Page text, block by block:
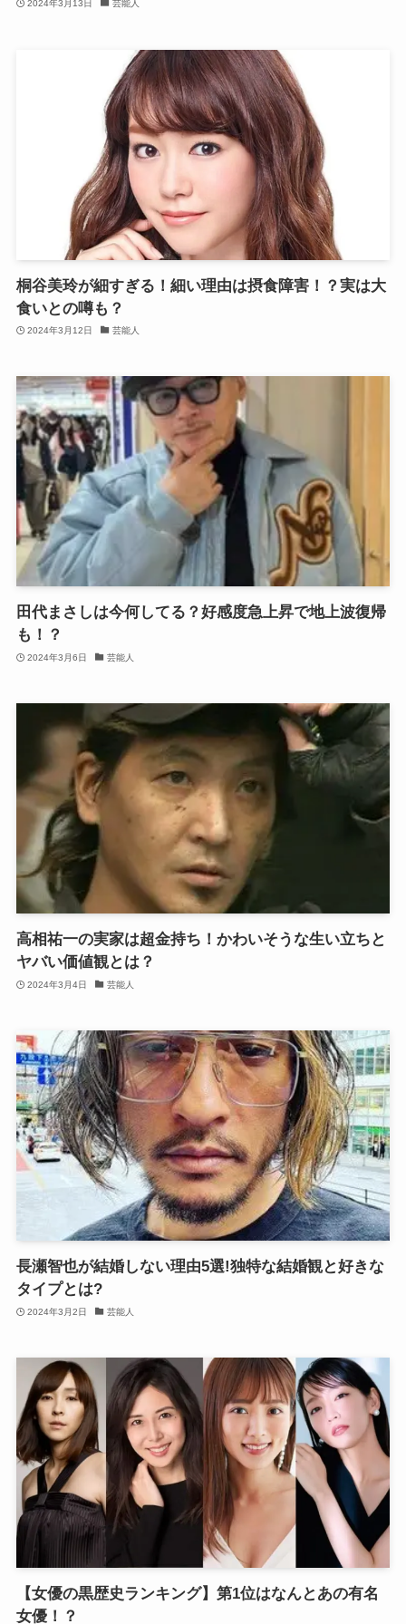
2024年3月13日 芸能人
桐谷美玲が細すぎる！細い理由は摂食障害！？実は大
食いとの噂も？
2024年3月12日 芸能人
田代まさしは今何してる？好感度急上昇で地上波復帰
も！？
2024年3月6日 芸能人
高相祐一の実家は超金持ち！かわいそうな生い立ちと
ヤバい価値観とは？
2024年3月4日 芸能人
長瀬智也が結婚しない理由5選!独特な結婚観と好きな
タイプとは?
2024年3月2日 芸能人
【女優の黒歴史ランキング】第1位はなんとあの有名
女優！？